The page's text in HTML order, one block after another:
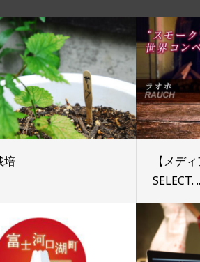
培
【メデ
SELECT.